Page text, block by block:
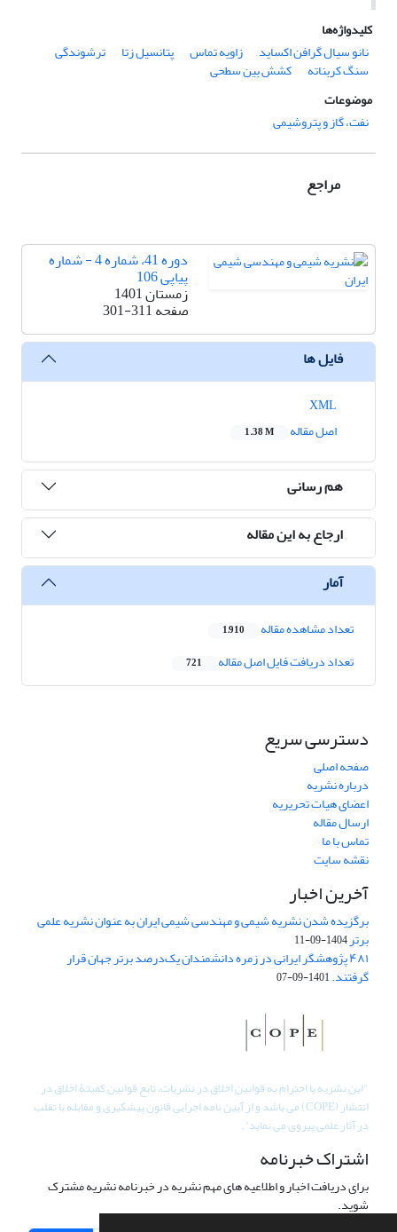
کلیدواژه‌ها
نانو سیال گرافن اکساید
زاویه تماس پتانسیل زتا ترشوندگی
سنگ کربناته
کشش بین سطحی
موضوعات
نفت، گاز و پتروشیمی
مراجع
دوره 41، شماره 4 - شماره
پیاپی 106
زمستان 1401
صفحه301-311
فایل ها
اصل مقاله
1.38 M
هم رسانی
ارجاع به این مقاله
آمار
تعداد مشاهده مقاله 1,910
تعداد دریافت فایل اصل مقاله 721
دسترسی سریع
صفحه اصلی
درباره نشریه
اعضای هیات تحریریه
ارسال مقاله
تماس با ما
نقشه سایت
آخرین اخبار
برگزیده شدن نشریه شیمی و مهندسی شیمی ایران به عنوان نشریه علمی
برتر1404-09-11
۴۸۱ پژوهشگر ایرانی در زمره دانشمندان یک‌درصد برتر جهان قرار
گرفتند.1401-09-07
"این نشریه با احترام به قوانین اخلاق در نشریات، تابع قوانین کمیتۀ اخلاق در
انتشار (COPE) می باشد و از آیین نامه اجرایی قانون پیشگیری و مقابله با تقلب
در آثار علمی پیروی می نماید".
اشتراک خبرنامه
برای دریافت اخبار و اطلاعیه های مهم نشریه در خبرنامه نشریه مشترک
شوید.